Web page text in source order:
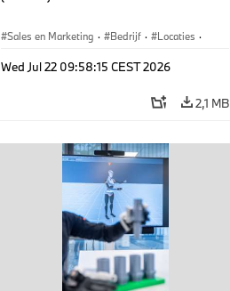
Sales en Marketing · Bedrijf · Locaties ·
Wed Jul 22 09:58:15 CEST 2026
2,1 MB